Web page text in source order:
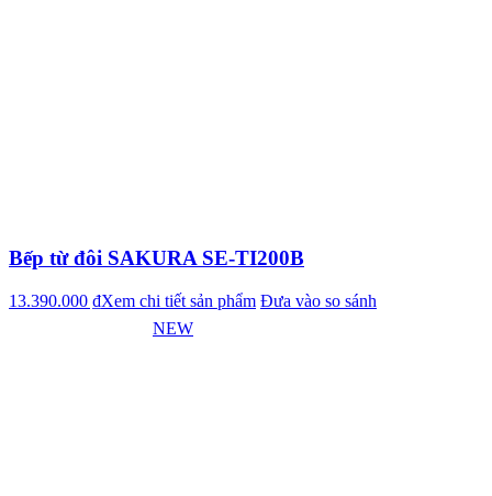
Bếp từ đôi SAKURA SE-TI200B
13.390.000 ₫Xem chi tiết sản phẩm Đưa vào so sánh
NEW